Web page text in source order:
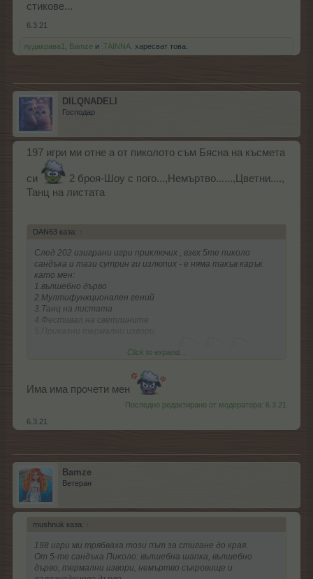
стикове...
6.3.21
лудакрава1 Bamze и .TAINNA. харесват това.
DILQNADELI
Господар
197 игри ми отне а от пиколото съм Бясна на късмета
си
2 броя-Шоу с пого...,Немъртво......,Цветни....,
Танц на листата
DAN63 каза: ↑
След 202 изиграни игри приключих , взех 5те пиколо
сандъка и тази сутрин ги излюпих - е няма такъв карък
като мен:
1.вълшебно дърво
2.Мултифункционален гений
3.Танц на листата
4.Фестивал на светлините
Тцтцтц , няма как да съм доволен
Click to expand...
Има има прочети мен
Последно редактирано от модератора: 6.3.21
6.3.21
Bamze
Ветеран
mushnuk каза: ↑
198 игри ми трябваха този път за стигане до края.
От 5-те сандъка Пиколо: вълшебна шапка, вълшебно
дърво, термални извори, немъртво съкровище и